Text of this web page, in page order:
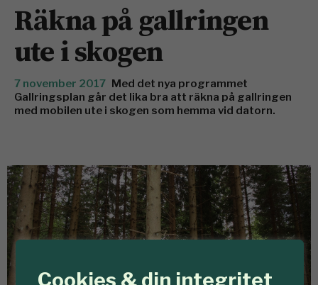
Cookies & din integritet
Räkna på gallringen
ute i skogen
7 november 2017 Med det nya programmet
Gallringsplan går det lika bra att räkna på gallringen
med mobilen ute i skogen som hemma vid datorn.